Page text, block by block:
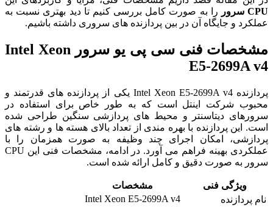
CPU سرور
را به صورت کامل بررسی کنیم تا دید بهتری نسبت به
عملکرد و جایگاه آن در بین پردازنده های سروری داشته باشیم.
مشخصات فنی سی پی یو سرور Intel Xeon
E5-2699A v4
پردازنده Intel Xeon E5-2699A v4 یکی از پردازنده های قدرتمند و
محبوب شرکت اینتل است که به طور خاص برای استفاده در
سرورهای دیتاسنتر و محیط های پردازشی سنگین طراحی شده
است. این پردازنده با بهره مندی از تعداد بالای هسته ها و رشته های
پردازشی، امکان اجرای چند وظیفه به صورت همزمان را با
عملکردی بهینه فراهم می آورد. در ادامه، مشخصات فنی این CPU
سرور به صورت دقیق و کامل ارائه شده است.
ویژگی فنی
مشخصات
نام پردازنده
Intel Xeon E5-2699A v4